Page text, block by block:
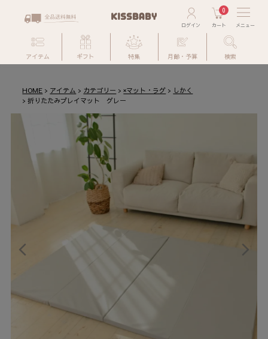
0
アイテム ギフト 特集 月齢・予算 検索
HOME アイテム カテゴリー ×マット・ラグ
しかく
折りたたみプレイマット グレー